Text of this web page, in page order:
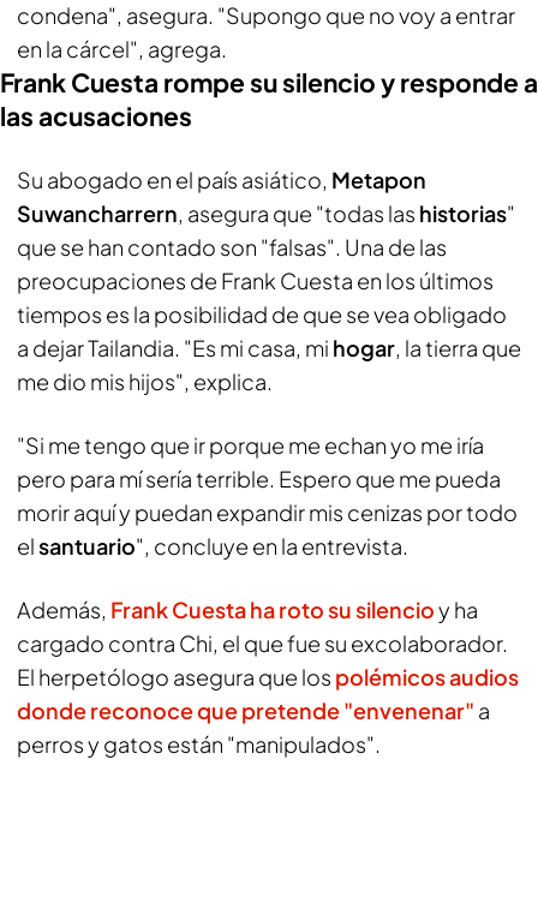
condena", asegura. "Supongo que no voy a entrar
en la cárcel", agrega.
Frank Cuesta rompe su silencio y responde a
las acusaciones
Su abogado en el país asiático, Metapon
Suwancharrern, asegura que "todas las historias"
que se han contado son "falsas". Una de las
preocupaciones de Frank Cuesta en los últimos
tiempos es la posibilidad de que se vea obligado
a dejar Tailandia. "Es mi casa, mi hogar, la tierra que
me dio mis hijos", explica.
"Si me tengo que ir porque me echan yo me iría
pero para mí sería terrible. Espero que me pueda
morir aquí y puedan expandir mis cenizas por todo
elsantuario", concluye en la entrevista.
Además, Frank Cuesta ha roto su silencioy ha
cargado contra Chi, el que fue su excolaborador.
El herpetólogo asegura que los polémicos audios
donde reconoce que pretende "envenenar" a
perros y gatos están "manipulados".